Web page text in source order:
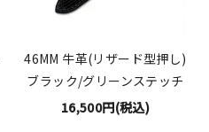
46MM 牛革(リザード型押し)
ブラック/グリーンステッチ
16,500円(税込)